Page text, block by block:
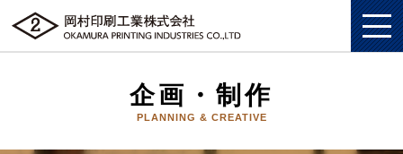
企画・制作
PLANNING & CREATIVE